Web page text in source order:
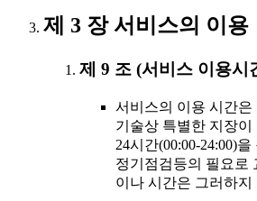
제 3 장 서비스의 이용
제 9 조 (서비스 이용시
서비스의 이용 시간은
기술상 특별한 지장이
24시간(00:00-24:00)
정기점검등의 필요로
이나 시간은 그러하지